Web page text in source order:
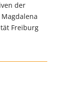
der
Freiburg